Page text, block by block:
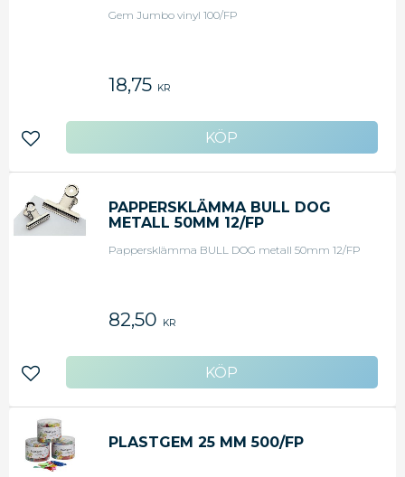
Gem Jumbo vinyl 100/FP
18,75 KR
Lägg till i favoriter
PAPPERSKLÄMMA BULL DOG
METALL 50MM 12/FP
Pappersklämma BULL DOG metall 50mm 12/FP
82,50 KR
Lägg till i favoriter
PLASTGEM 25 MM 500/FP